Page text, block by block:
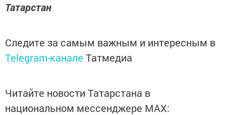
Татарстан
Следите за самым важным и интересным в
Telegram-канале Татмедиа
Читайте новости Татарстана в
национальном мессенджере MАХ: